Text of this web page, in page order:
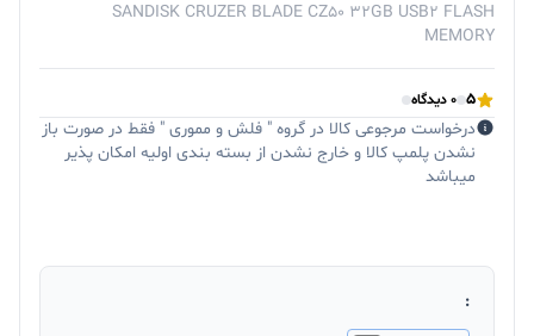
SANDISK CRUZER BLADE CZ50 32GB USB2 FLASH
MEMORY
5 0 دیدگاه
درخواست مرجوعی کالا در گروه " فلش و مموری " فقط در صورت باز
نشدن پلمپ کالا و خارج نشدن از بسته بندی اولیه امکان پذیر
میباشد
: